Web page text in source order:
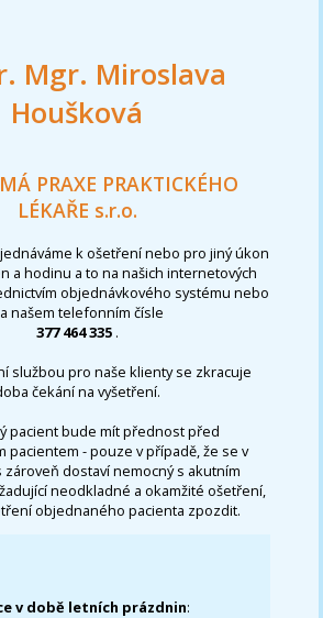
Mgr. Miroslava
Houšková
PRAXE PRAKTICKÉHO
LÉKAŘE s.r.o.
k ošetření nebo pro jiný úkon
a hodinu a to na našich internetových
objednávkového systému nebo
našem telefonním čísle
377 464 335 .
službou pro naše klienty se zkracuje
čekání na vyšetření.
pacient bude mít přednost před
pacientem - pouze v případě, že se v
dostaví nemocný s akutním
neodkladné a okamžité ošetření,
objednaného pacienta zpozdit.
v době letních prázdnin: